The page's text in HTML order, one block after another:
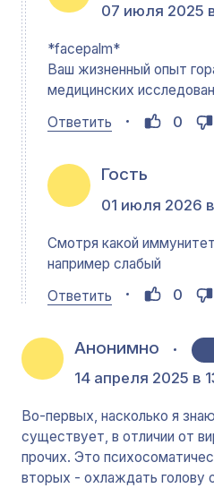
07 июля 2025
*facepalm*
Ваш жизненный опыт
медицинских
Ответить
0
Гость
01 июля 2026
Смотря какой
например слабый
Ответить
0
Анонимно
14 апреля 2025 в
Во-первых, насколько я
существует, в отличии от
прочих. Это
вторых - охлаждать голову